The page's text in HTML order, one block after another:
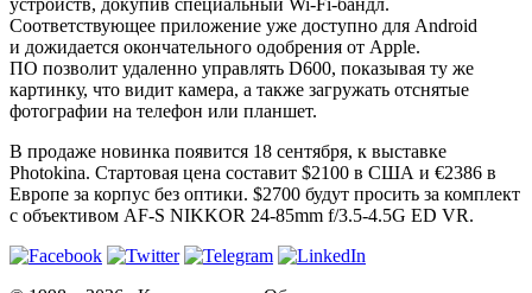
Соответствующее приложение уже доступно для Android
и дожидается окончательного одобрения от Apple.
ПО позволит удаленно управлять D600, показывая ту же
картинку, что видит камера, а также загружать отснятые
фотографии на телефон или планшет.
В продаже новинка появится 18 сентября, к выставке
Photokina. Стартовая цена составит $2100 в США и €2386 в
Европе за корпус без оптики. $2700 будут просить за комплект
с объективом AF-S NIKKOR 24-85mm f/3.5-4.5G ED VR.